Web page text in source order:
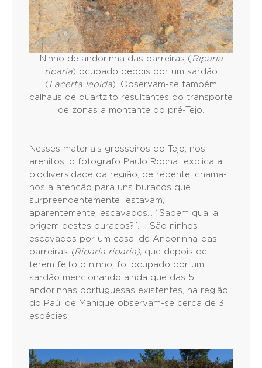
Ninho de andorinha das barreiras ( Riparia
riparia) ocupado depois por um sardão
( Lacerta lepida). Observam-se também
calhaus de quartzito resultantes do transporte
de zonas a montante do pré-Tejo.
Nesses materiais grosseiros do Tejo, nos
arenitos, o fotografo Paulo Rocha explica a
biodiversidade da região, de repente, chama-
nos a atenção para uns buracos que
surpreendentemente estavam,
aparentemente, escavados… “Sabem qual a
origem destes buracos?”. – São ninhos
escavados por um casal de Andorinha-das-
barreiras (Riparia riparia), que depois de
terem feito o ninho, foi ocupado por um
sardão mencionando ainda que das 5
andorinhas portuguesas existentes, na região
do Paúl de Manique observam-se cerca de 3
espécies.